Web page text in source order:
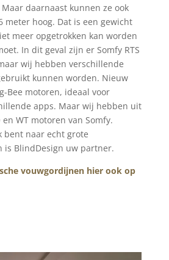
daarnaast kunnen ze ook
meter hoog. Dat is een gewicht
meer opgetrokken kan worden
In dit geval zijn er Somfy RTS
wij hebben verschillende
kunnen worden. Nieuw
Bee motoren, ideaal voor
apps. Maar wij hebben uit
WT motoren van Somfy.
bent naar echt grote
is BlindDesign uw partner.
vouwgordijnen hier ook op